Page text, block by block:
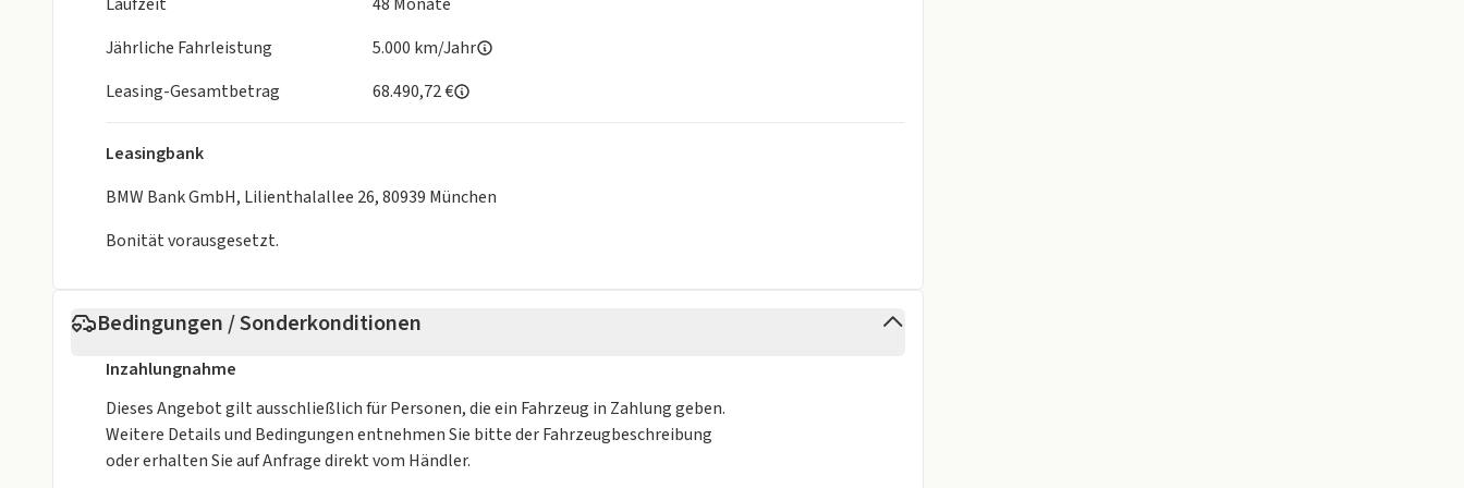
Adaptiver LED-Scheinwerfer
Fernlichtassistent
DAB-Tuner
Gesetzlicher Notruf
ConnectedDrive Services
Connected Package Professional
Personal eSIM
M Hochglanz Shadow Line
Aktiver Fußgängerschutz
Jährliche Fahrleistung
5.000 km/Jahr
Leasing-Gesamtbetrag
68.490,72 €
Leasingbank
BMW Bank GmbH, Lilienthalallee 26, 80939 München
Bonität vorausgesetzt.
Bedingungen / Sonderkonditionen
Inzahlungnahme
Dieses Angebot gilt ausschließlich für Personen, die ein Fahrzeug in Zahlung geben.
Weitere Details und Bedingungen entnehmen Sie bitte der Fahrzeugbeschreibung
oder erhalten Sie auf Anfrage direkt vom Händler.